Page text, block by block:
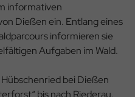
informativen
Dießen ein. Entlang eines
informieren sie
Aufgaben im Wald.
bei Dießen